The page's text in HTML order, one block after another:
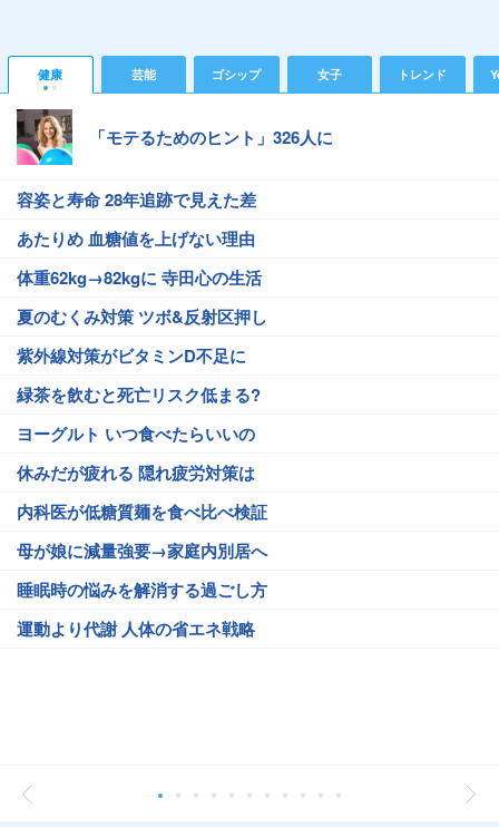
健康 芸能 ゴシップ 女子 トレンド
「モテるためのヒント」326人に
容姿と寿命 28年追跡で見えた差
あたりめ 血糖値を上げない理由
体重62kg→82kgに 寺田心の生活
夏のむくみ対策 ツボ&反射区押し
紫外線対策がビタミンD不足に
緑茶を飲むと死亡リスク低まる?
ヨーグルト いつ食べたらいいの
休みだが疲れる 隠れ疲労対策は
内科医が低糖質麺を食べ比べ検証
母が娘に減量強要→家庭内別居へ
睡眠時の悩みを解消する過ごし方
運動より代謝 人体の省エネ戦略